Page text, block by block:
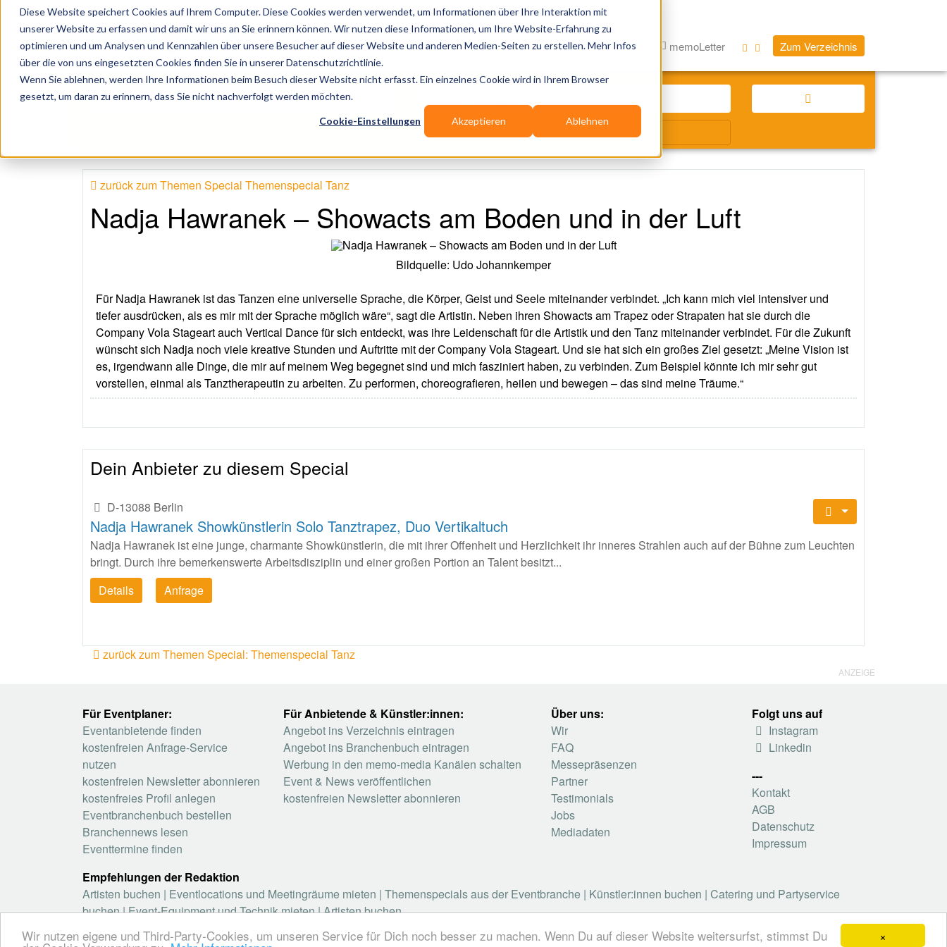
×
Wir nutzen eigene und Third-Party-Cookies, um unseren Service für Dich noch besser zu machen. Wenn Du auf dieser Website weitersurfst, stimmst Du
Diese Website speichert Cookies auf Ihrem Computer. Diese Cookies werden verwendet, um Informationen über Ihre Interaktion mit
unserer Website zu erfassen und damit wir uns an Sie erinnern können. Wir nutzen diese Informationen, um Ihre Website-Erfahrung zu
optimieren und um Analysen und Kennzahlen über unsere Besucher auf dieser Website und anderen Medien-Seiten zu erstellen. Mehr Infos
über die von uns eingesetzten Cookies finden Sie in unserer Datenschutzrichtlinie.
Wenn Sie ablehnen, werden Ihre Informationen beim Besuch dieser Website nicht erfasst. Ein einzelnes Cookie wird in Ihrem Browser
gesetzt, um daran zu erinnern, dass Sie nicht nachverfolgt werden möchten.
Cookie-Einstellungen Akzeptieren Ablehnen
zurück zum Themen Special Themenspecial Tanz
Nadja Hawranek – Showacts am Boden und in der Luft
Bildquelle: Udo Johannkemper
Für Nadja Hawranek ist das Tanzen eine universelle Sprache, die Körper, Geist und Seele miteinander verbindet. „Ich kann mich viel intensiver und
tiefer ausdrücken, als es mir mit der Sprache möglich wäre“, sagt die Artistin. Neben ihren Showacts am Trapez oder Strapaten hat sie durch die
Company Vola Stageart auch Vertical Dance für sich entdeckt, was ihre Leidenschaft für die Artistik und den Tanz miteinander verbindet. Für die Zukunft
wünscht sich Nadja noch viele kreative Stunden und Auftritte mit der Company Vola Stageart. Und sie hat sich ein großes Ziel gesetzt: „Meine Vision ist
es, irgendwann alle Dinge, die mir auf meinem Weg begegnet sind und mich fasziniert haben, zu verbinden. Zum Beispiel könnte ich mir sehr gut
vorstellen, einmal als Tanztherapeutin zu arbeiten. Zu performen, choreografieren, heilen und bewegen – das sind meine Träume.“
Dein Anbieter zu diesem Special
D-13088 Berlin
Nadja Hawranek Showkünstlerin Solo Tanztrapez, Duo Vertikaltuch
Nadja Hawranek ist eine junge, charmante Showkünstlerin, die mit ihrer Offenheit und Herzlichkeit ihr inneres Strahlen auch auf der Bühne zum Leuchten
bringt. Durch ihre bemerkenswerte Arbeitsdisziplin und einer großen Portion an Talent besitzt...
Details
Anfrage
zurück zum Themen Special: Themenspecial Tanz
Publikationen Branchen-Infos Services Blog memoLetter Zum Verzeichnis
Künstler, Zelte, Bands, Catering, ...
Wir suchen für Dich
ANZEIGE
Für Eventplaner:
Eventanbietende finden
kostenfreien Anfrage-Service
nutzen
kostenfreien Newsletter abonnieren
kostenfreies Profil anlegen
Eventbranchenbuch bestellen
Branchennews lesen
Eventtermine finden
Für Anbietende & Künstler:innen:
Angebot ins Verzeichnis eintragen
Angebot ins Branchenbuch eintragen
Werbung in den memo-media Kanälen schalten
Event & News veröffentlichen
kostenfreien Newsletter abonnieren
Über uns:
Wir
FAQ
Messepräsenzen
Partner
Testimonials
Jobs
Mediadaten
Folgt uns auf
Instagram
Linkedin
---
Kontakt
AGB
Datenschutz
Impressum
Empfehlungen der Redaktion
Artisten buchen | Eventlocations und Meetingräume mieten | Themenspecials aus der Eventbranche | Künstler:innen buchen | Catering und Partyservice
buchen|Event-Equipment und Technik mieten|Artisten buchen
© 2026 elbgoods GmbH / We connect the event industry / Medienvielfalt für die Eventplanung / Eventbranchenbuch, Blog, Magazin und mehr